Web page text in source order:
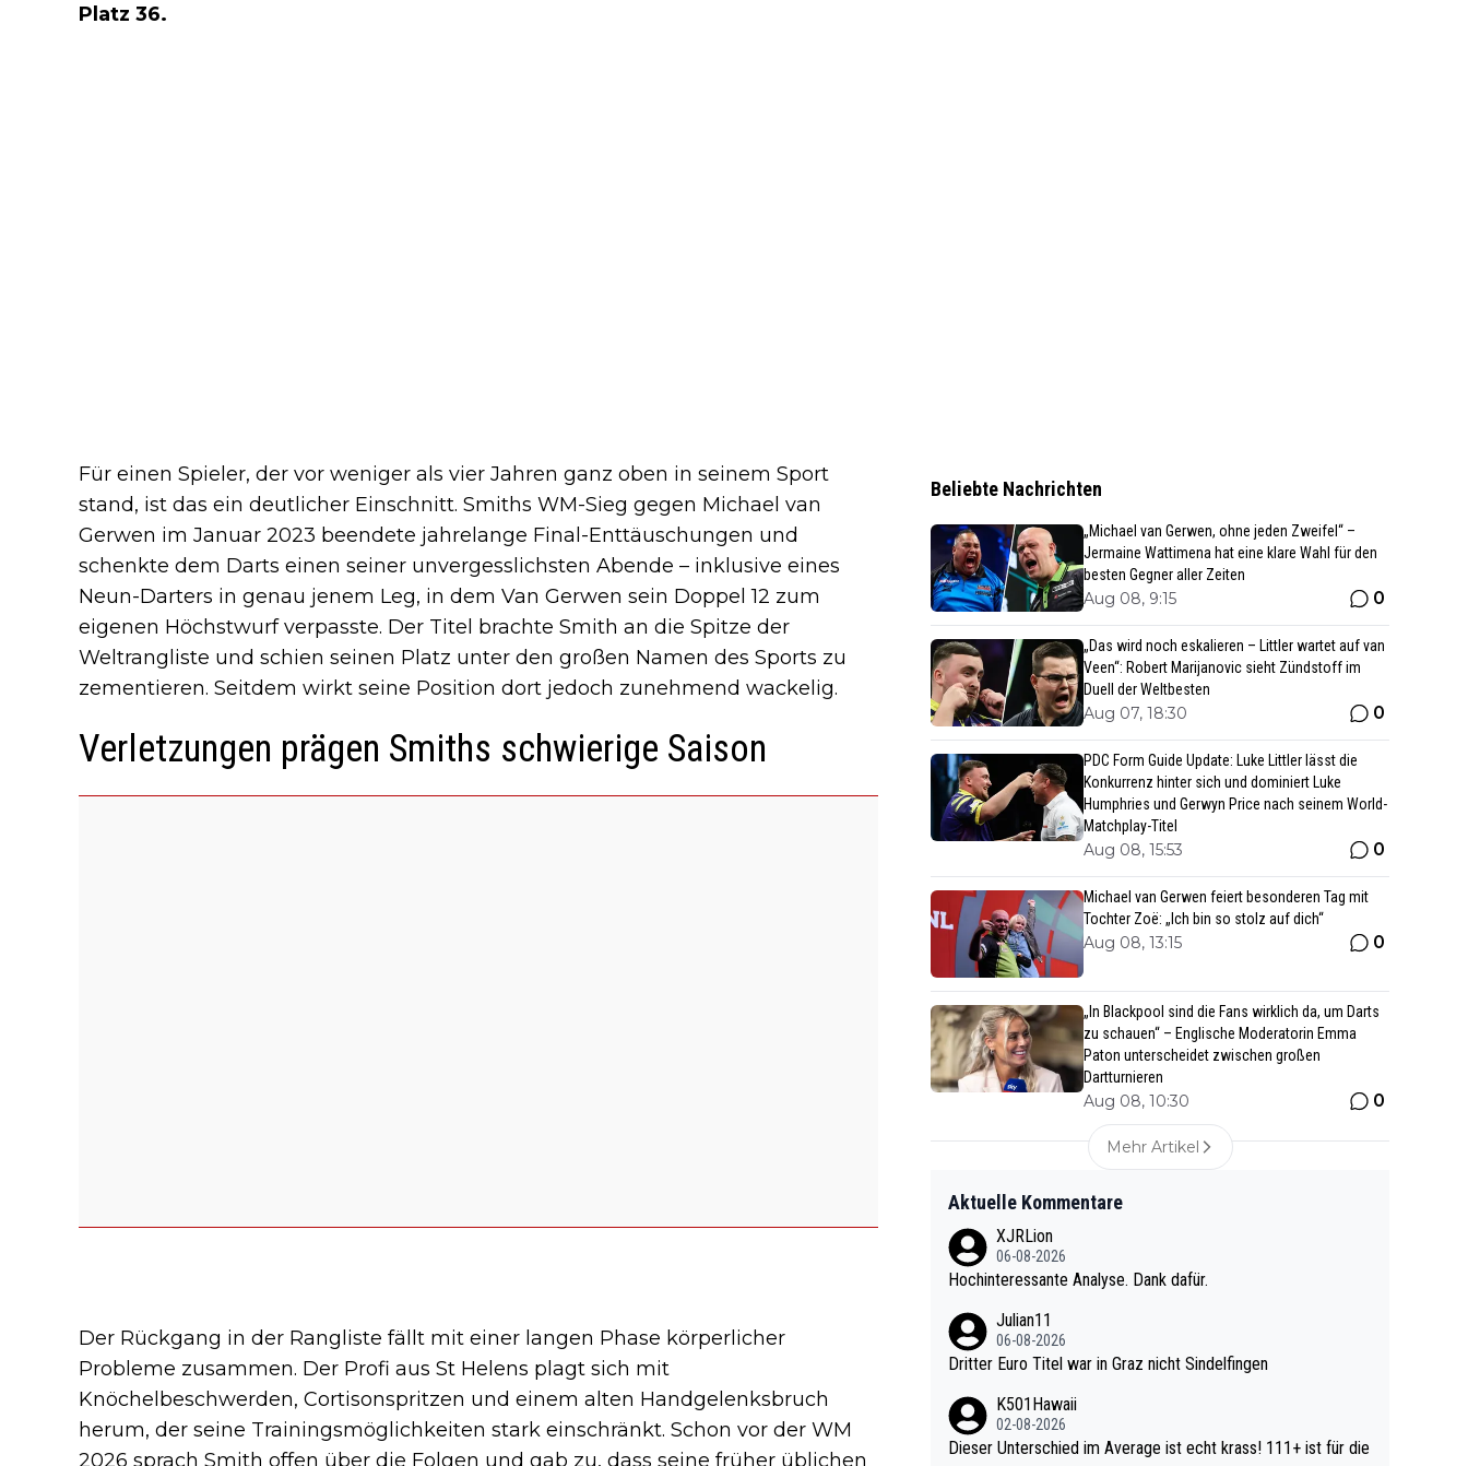
Platz 36.
Für einen Spieler, der vor weniger als vier Jahren ganz oben in seinem Sport
stand, ist das ein deutlicher Einschnitt. Smiths WM-Sieg gegen Michael van
Gerwen im Januar 2023 beendete jahrelange Final-Enttäuschungen und
schenkte dem Darts einen seiner unvergesslichsten Abende – inklusive eines
Neun-Darters in genau jenem Leg, in dem Van Gerwen sein Doppel 12 zum
eigenen Höchstwurf verpasste. Der Titel brachte Smith an die Spitze der
Weltrangliste und schien seinen Platz unter den großen Namen des Sports zu
zementieren. Seitdem wirkt seine Position dort jedoch zunehmend wackelig.
Verletzungen prägen Smiths schwierige Saison
Der Rückgang in der Rangliste fällt mit einer langen Phase körperlicher
Probleme zusammen. Der Profi aus St Helens plagt sich mit
Knöchelbeschwerden, Cortisonspritzen und einem alten Handgelenksbruch
herum, der seine Trainingsmöglichkeiten stark einschränkt. Schon vor der WM
2026 sprach Smith offen über die Folgen und gab zu, dass seine früher üblichen
Beliebte Nachrichten
„Michael van Gerwen, ohne jeden Zweifel“ –
Jermaine Wattimena hat eine klare Wahl für den
besten Gegner aller Zeiten
Aug 08, 9:15 0
„Das wird noch eskalieren – Littler wartet auf van
Veen“: Robert Marijanovic sieht Zündstoff im
Duell der Weltbesten
Aug 07, 18:30 0
PDC Form Guide Update: Luke Littler lässt die
Konkurrenz hinter sich und dominiert Luke
Humphries und Gerwyn Price nach seinem World-
Matchplay-Titel
Aug 08, 15:53 0
Michael van Gerwen feiert besonderen Tag mit
Tochter Zoë: „Ich bin so stolz auf dich“
Aug 08, 13:15 0
„In Blackpool sind die Fans wirklich da, um Darts
zu schauen“ – Englische Moderatorin Emma
Paton unterscheidet zwischen großen
Dartturnieren
Aug 08, 10:30 0
Mehr Artikel
Aktuelle Kommentare
XJRLion
06-08-2026
Hochinteressante Analyse. Dank dafür.
Julian11
06-08-2026
Dritter Euro Titel war in Graz nicht Sindelfingen
K501Hawaii
02-08-2026
Dieser Unterschied im Average ist echt krass! 111+ ist für die